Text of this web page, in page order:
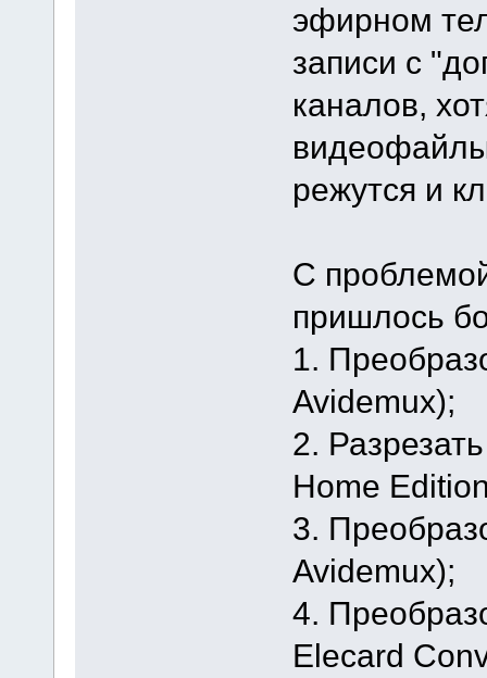
эфирном
записи с
каналов,
режутся и
С
пришлось
1.
Avidemux);
2.
Home
3.
Avidemux);
4.
Elecard